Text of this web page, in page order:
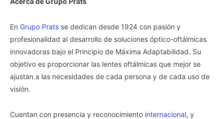
En Grupo Prats se dedican desde 1924 con pasión y
profesionalidad al desarrollo de soluciones óptico-oftálmicas
innovadoras bajo el Principio de Máxima Adaptabilidad. Su
objetivo es proporcionar las lentes oftálmicas que mejor se
ajustan a las necesidades de cada persona y de cada uso de
visión.
Cuentan con presencia y reconocimiento internacional, y